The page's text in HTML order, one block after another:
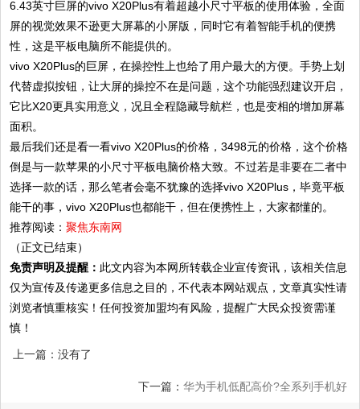
6.43英寸巨屏的vivo X20Plus有着超越小尺寸平板的使用体验，全面
屏的视觉效果不逊更大屏幕的小屏版，同时它有着智能手机的便携
性，这是平板电脑所不能提供的。
vivo X20Plus的巨屏，在操控性上也给了用户最大的方便。手势上划
代替虚拟按钮，让大屏的操控不在是问题，这个功能强烈建议开启，
它比X20更具实用意义，况且全程隐藏导航栏，也是变相的增加屏幕
面积。
最后我们还是看一看vivo X20Plus的价格，3498元的价格，这个价格
倒是与一款苹果的小尺寸平板电脑价格大致。不过若是非要在二者中
选择一款的话，那么笔者会毫不犹豫的选择vivo X20Plus，毕竟平板
能干的事，vivo X20Plus也都能干，但在便携性上，大家都懂的。
推荐阅读：聚焦东南网
（正文已结束）
免责声明及提醒： 此文内容为本网所转载企业宣传资讯，该相关信息
仅为宣传及传递更多信息之目的，不代表本网站观点，文章真实性请
浏览者慎重核实！任何投资加盟均有风险，提醒广大民众投资需谨
慎！
上一篇：没有了
下一篇： 华为手机低配高价?全系列手机好